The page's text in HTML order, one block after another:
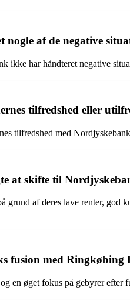
af de negative
ikke har håndteret negative
tilfredshed eller
tilfredshed med
at skifte til
grund af deres lave renter,
fusion med Ringkøbing
en øget fokus på gebyrer